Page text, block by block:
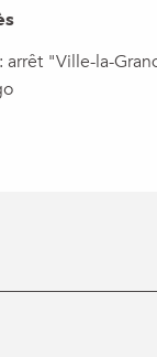
arrêt "Ville-la-